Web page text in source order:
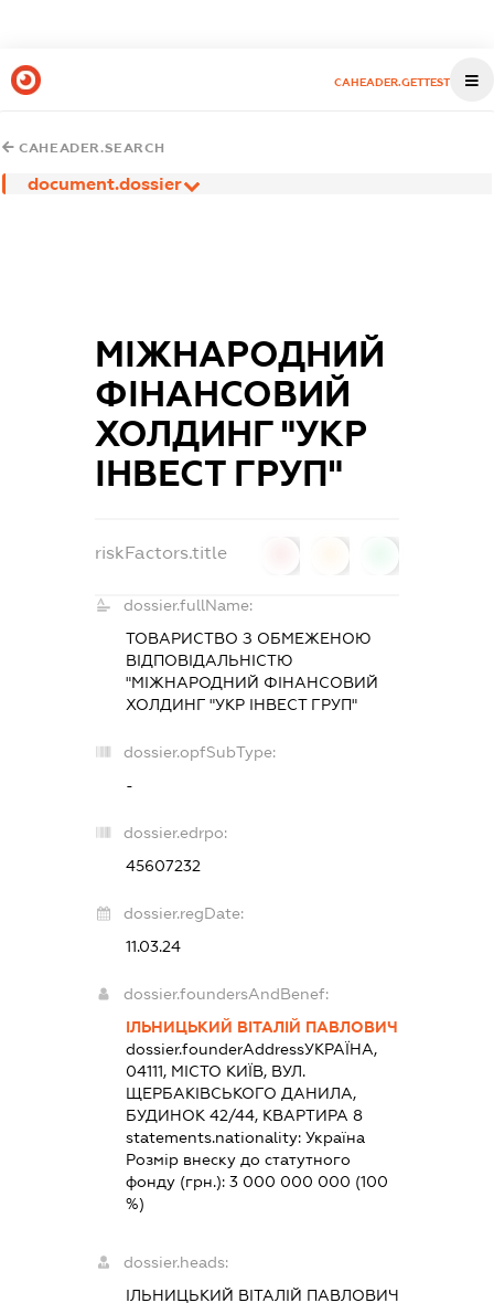
CAHEADER.GETTEST
CAHEADER.SEARCH
document.dossier
МІЖНАРОДНИЙ
ФІНАНСОВИЙ
ХОЛДИНГ "УКР
ІНВЕСТ ГРУП"
riskFactors.title
dossier.fullName:
ТОВАРИСТВО З ОБМЕЖЕНОЮ
ВІДПОВІДАЛЬНІСТЮ
"МІЖНАРОДНИЙ ФІНАНСОВИЙ
ХОЛДИНГ "УКР ІНВЕСТ ГРУП"
dossier.opfSubType:
-
dossier.edrpo:
45607232
dossier.regDate:
11.03.24
dossier.foundersAndBenef:
ІЛЬНИЦЬКИЙ ВІТАЛІЙ ПАВЛОВИЧ
dossier.founderAddressУКРАЇНА,
04111, МІСТО КИЇВ, ВУЛ.
ЩЕРБАКІВСЬКОГО ДАНИЛА,
БУДИНОК 42/44, КВАРТИРА 8
statements.nationality: Україна
Розмір внеску до статутного
фонду (грн.): 3 000 000 000 (100
%)
dossier.heads:
ІЛЬНИЦЬКИЙ ВІТАЛІЙ ПАВЛОВИЧ